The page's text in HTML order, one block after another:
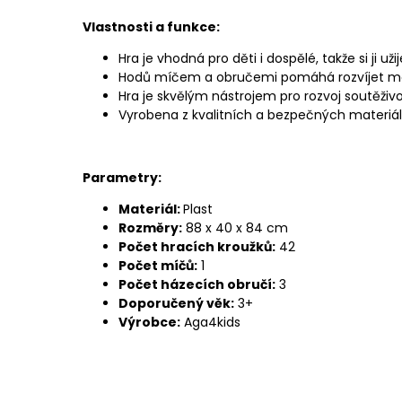
Vlastnosti a funkce:
Hra je vhodná pro děti i dospělé, takže si ji
Hodů míčem a obručemi pomáhá rozvíjet
Hra je skvělým nástrojem pro rozvoj
Vyrobena z kvalitních a bezpečných
Parametry:
Materiál:Plast
Rozměry: 88 x 40 x 84 cm
Počet hracích kroužků: 42
Počet míčů: 1
Počet házecích obručí: 3
Doporučený věk: 3+
Výrobce: Aga4kids